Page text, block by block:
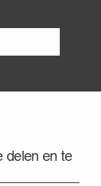
delen en te